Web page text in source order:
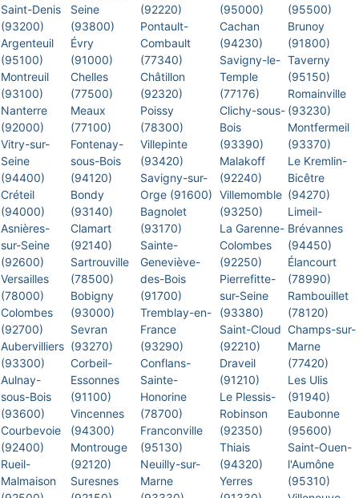
Saint-Denis
(93200)
Argenteuil
(95100)
Montreuil
(93100)
Nanterre
(92000)
Vitry-sur-
Seine
(94400)
Créteil
(94000)
Asnières-
sur-Seine
(92600)
Versailles
(78000)
Colombes
(92700)
Aubervilliers
(93300)
Aulnay-
sous-Bois
(93600)
Courbevoie
(92400)
Rueil-
Malmaison
Seine
(93800)
Évry
(91000)
Chelles
(77500)
Meaux
(77100)
Fontenay-
sous-Bois
(94120)
Bondy
(93140)
Clamart
(92140)
Sartrouville
(78500)
Bobigny
(93000)
Sevran
(93270)
Corbeil-
Essonnes
(91100)
Vincennes
(94300)
Montrouge
(92120)
Suresnes
(92220)
Pontault-
Combault
(77340)
Châtillon
(92320)
Poissy
(78300)
Villepinte
(93420)
Savigny-sur-
Orge (91600)
Bagnolet
(93170)
Sainte-
Geneviève-
des-Bois
(91700)
Tremblay-en-
France
(93290)
Conflans-
Sainte-
Honorine
(78700)
Franconville
(95130)
Neuilly-sur-
Marne
(95000)
Cachan
(94230)
Savigny-le-
Temple
(77176)
Clichy-sous-
Bois
(93390)
Malakoff
(92240)
Villemomble
(93250)
La Garenne-
Colombes
(92250)
Pierrefitte-
sur-Seine
(93380)
Saint-Cloud
(92210)
Draveil
(91210)
Le Plessis-
Robinson
(92350)
Thiais
(94320)
Yerres
(95500)
Brunoy
(91800)
Taverny
(95150)
Romainville
(93230)
Montfermeil
(93370)
Le Kremlin-
Bicêtre
(94270)
Limeil-
Brévannes
(94450)
Élancourt
(78990)
Rambouillet
(78120)
Champs-sur-
Marne
(77420)
Les Ulis
(91940)
Eaubonne
(95600)
Saint-Ouen-
l'Aumône
(95310)